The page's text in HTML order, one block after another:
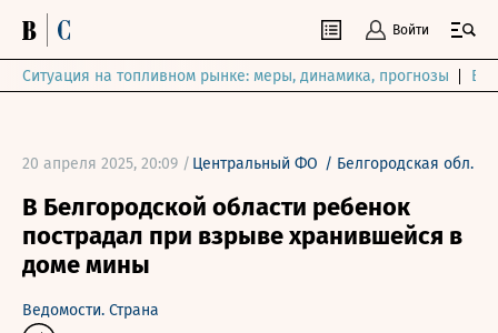
Войти
Ситуация на топливном рынке: меры, динамика, прогнозы
20 апреля 2025, 20:09 / Центральный ФО / Белгородская обл.
В Белгородской области ребенок
пострадал при взрыве хранившейся в
доме мины
Ведомости. Страна